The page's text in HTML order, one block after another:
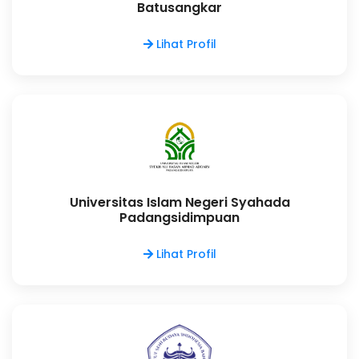
Batusangkar
Lihat Profil
Universitas Islam Negeri Syahada
Padangsidimpuan
Lihat Profil